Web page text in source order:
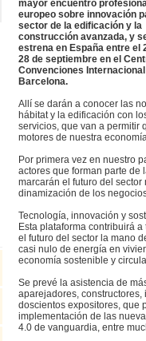
mayor encuentro
europeo sobre innovación
sector de la edificación y la
construcción avanzada, y
estrena en España entre el
28 de septiembre en el
Convenciones
Barcelona.
Allí se darán a conocer las
hábitat y la edificación con
servicios, que van a permitir
motores de nuestra
Por primera vez en nuestro
actores que forman parte de
marcarán el futuro del
dinamización de los
Tecnología, innovación y
Esta plataforma contribuirá
el futuro del sector la mano
casi nulo de energía en
economía sostenible y
Se prevé la asistencia de
aparejadores,
doscientos expositores, que
implementación de las
4.0 de vanguardia, entre